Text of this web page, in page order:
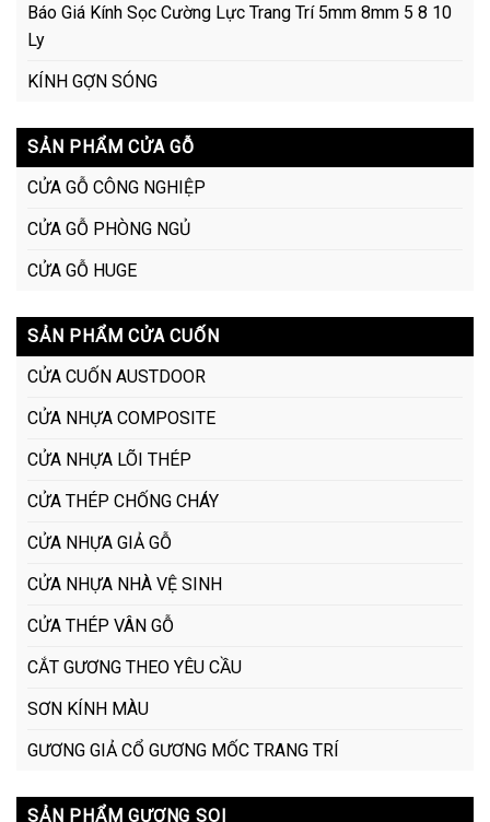
Báo Giá Kính Sọc Cường Lực Trang Trí 5mm 8mm 5 8 10
Ly
KÍNH GỢN SÓNG
SẢN PHẨM CỬA GỖ
CỬA GỖ CÔNG NGHIỆP
CỬA GỖ PHÒNG NGỦ
CỬA GỖ HUGE
SẢN PHẨM CỬA CUỐN
CỬA CUỐN AUSTDOOR
CỬA NHỰA COMPOSITE
CỬA NHỰA LÕI THÉP
CỬA THÉP CHỐNG CHÁY
CỬA NHỰA GIẢ GỖ
CỬA NHỰA NHÀ VỆ SINH
CỬA THÉP VÂN GỖ
CẮT GƯƠNG THEO YÊU CẦU
SƠN KÍNH MÀU
GƯƠNG GIẢ CỔ GƯƠNG MỐC TRANG TRÍ
SẢN PHẨM GƯƠNG SOI